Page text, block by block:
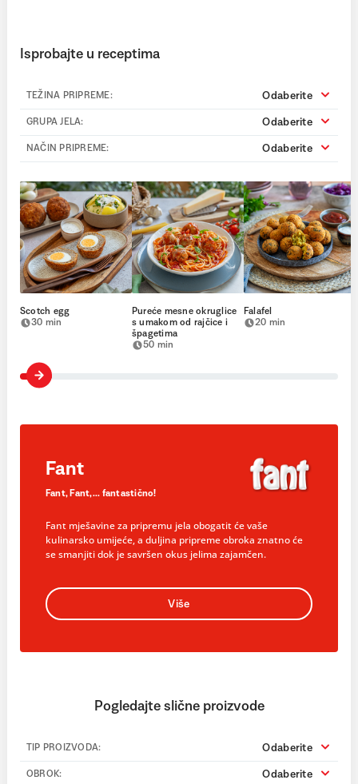
Isprobajte u receptima
TEŽINA PRIPREME: Odaberite
GRUPA JELA: Odaberite
NAČIN PRIPREME: Odaberite
Scotch egg
30 min
Pureće mesne okruglice
s umakom od rajčice i
špagetima
50 min
Falafel
20 min
Fant
Fant, Fant,... fantastično!
Fant mješavine za pripremu jela obogatit će vaše
kulinarsko umijeće, a duljina pripreme obroka znatno će
se smanjiti dok je savršen okus jelima zajamčen.
Više
Pogledajte slične proizvode
TIP PROIZVODA: Odaberite
OBROK: Odaberite